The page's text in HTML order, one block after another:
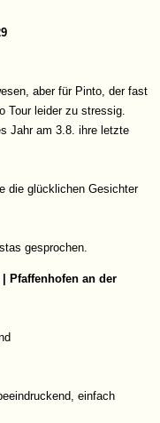
aber für Pinto, der fast
Tour leider zu stressig.
Jahr am 3.8. ihre letzte
die glücklichen Gesichter
gesprochen.
| Pfaffenhofen an der
einfach